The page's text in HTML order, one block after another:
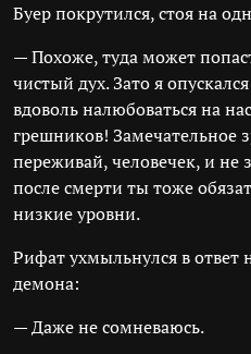
Буер покрутился, стоя на
— Похоже, туда может
чистый дух. Зато я
вдоволь налюбоваться на
грешников! Замечательное
переживай, человечек, и
после смерти ты тоже
низкие уровни.
Рифат ухмыльнулся в ответ
демона:
— Даже не сомневаюсь.